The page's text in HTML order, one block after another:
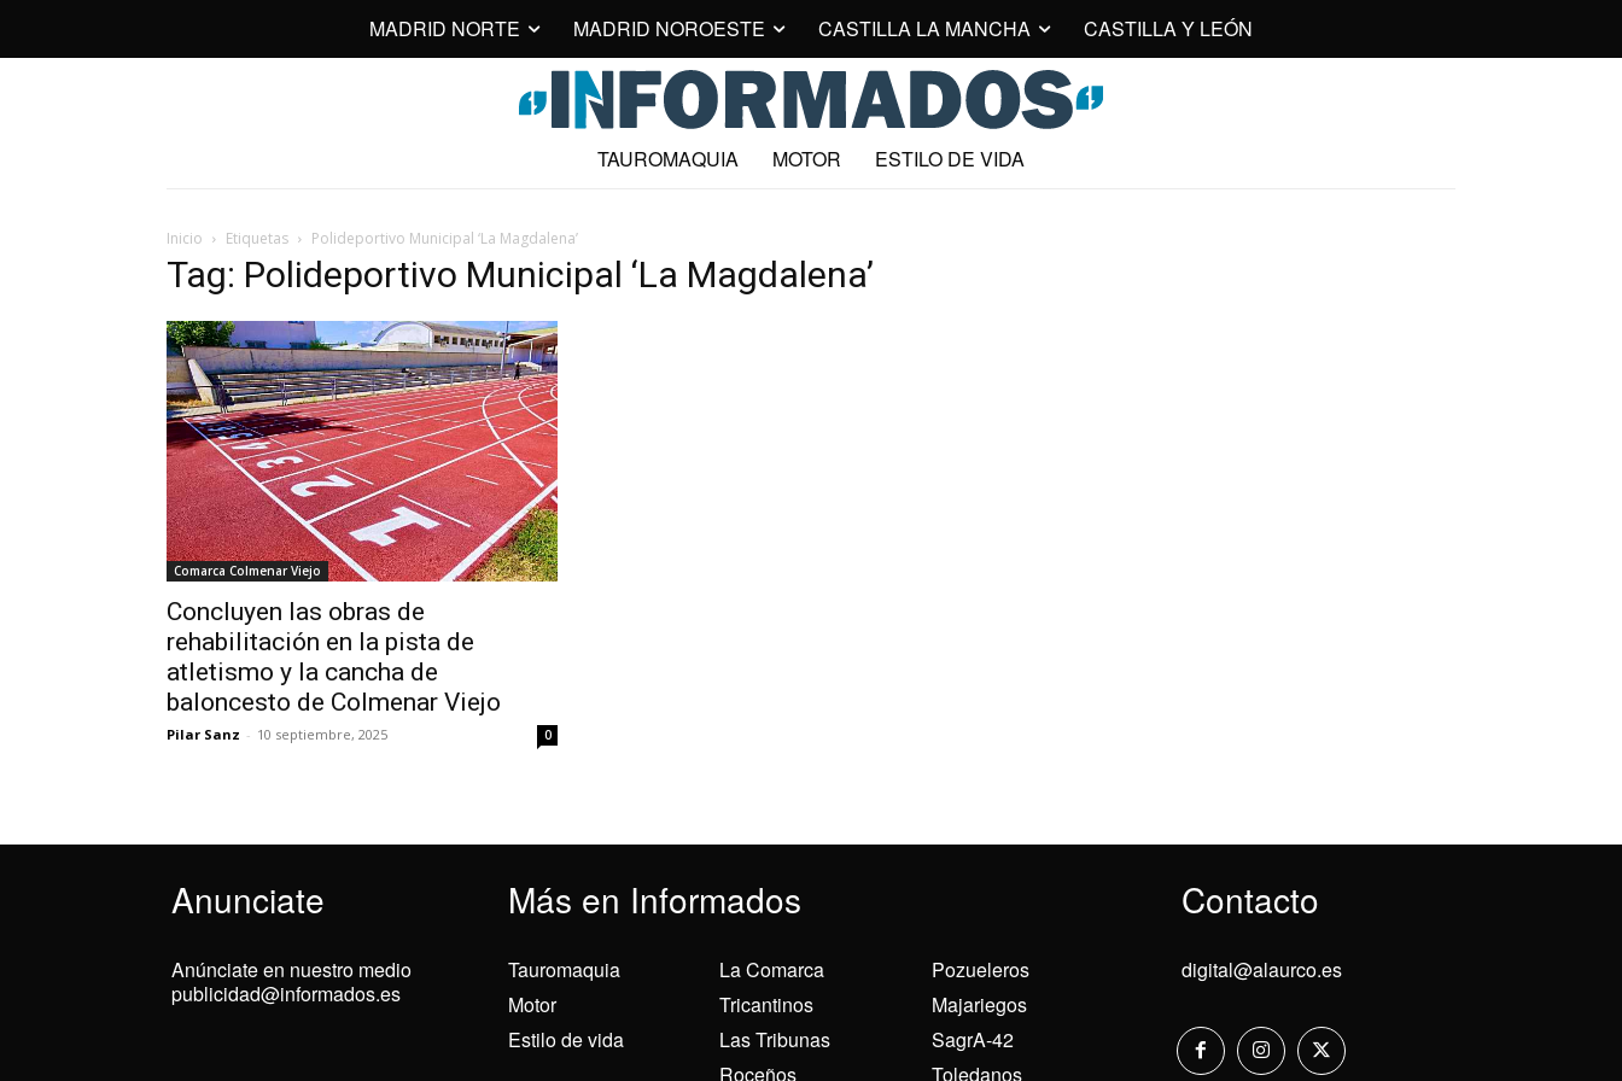
MADRID NORTE MADRID NOROESTE CASTILLA LA MANCHA CASTILLA Y LEÓN
TAUROMAQUIA MOTOR ESTILO DE VIDA
Inicio Etiquetas Polideportivo Municipal ‘La Magdalena’
Tag: Polideportivo Municipal ‘La Magdalena’
Comarca Colmenar Viejo
Concluyen las obras de
rehabilitación en la pista de
atletismo y la cancha de
baloncesto de Colmenar Viejo
Pilar Sanz - 10 septiembre, 2025 0
Anunciate Más en Informados Contacto
Anúnciate en nuestro medio
publicidad@informados.es
Tauromaquia
Motor
Estilo de vida
La Comarca
Tricantinos
Las Tribunas
Roceños
Pozueleros
Majariegos
SagrA-42
Toledanos
digital@alaurco.es